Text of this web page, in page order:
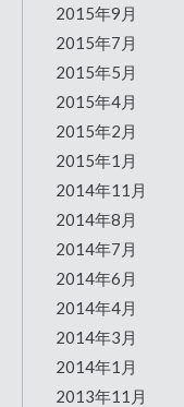
2015年9月
2015年7月
2015年5月
2015年4月
2015年2月
2015年1月
2014年11月
2014年8月
2014年7月
2014年6月
2014年4月
2014年3月
2014年1月
2013年11月